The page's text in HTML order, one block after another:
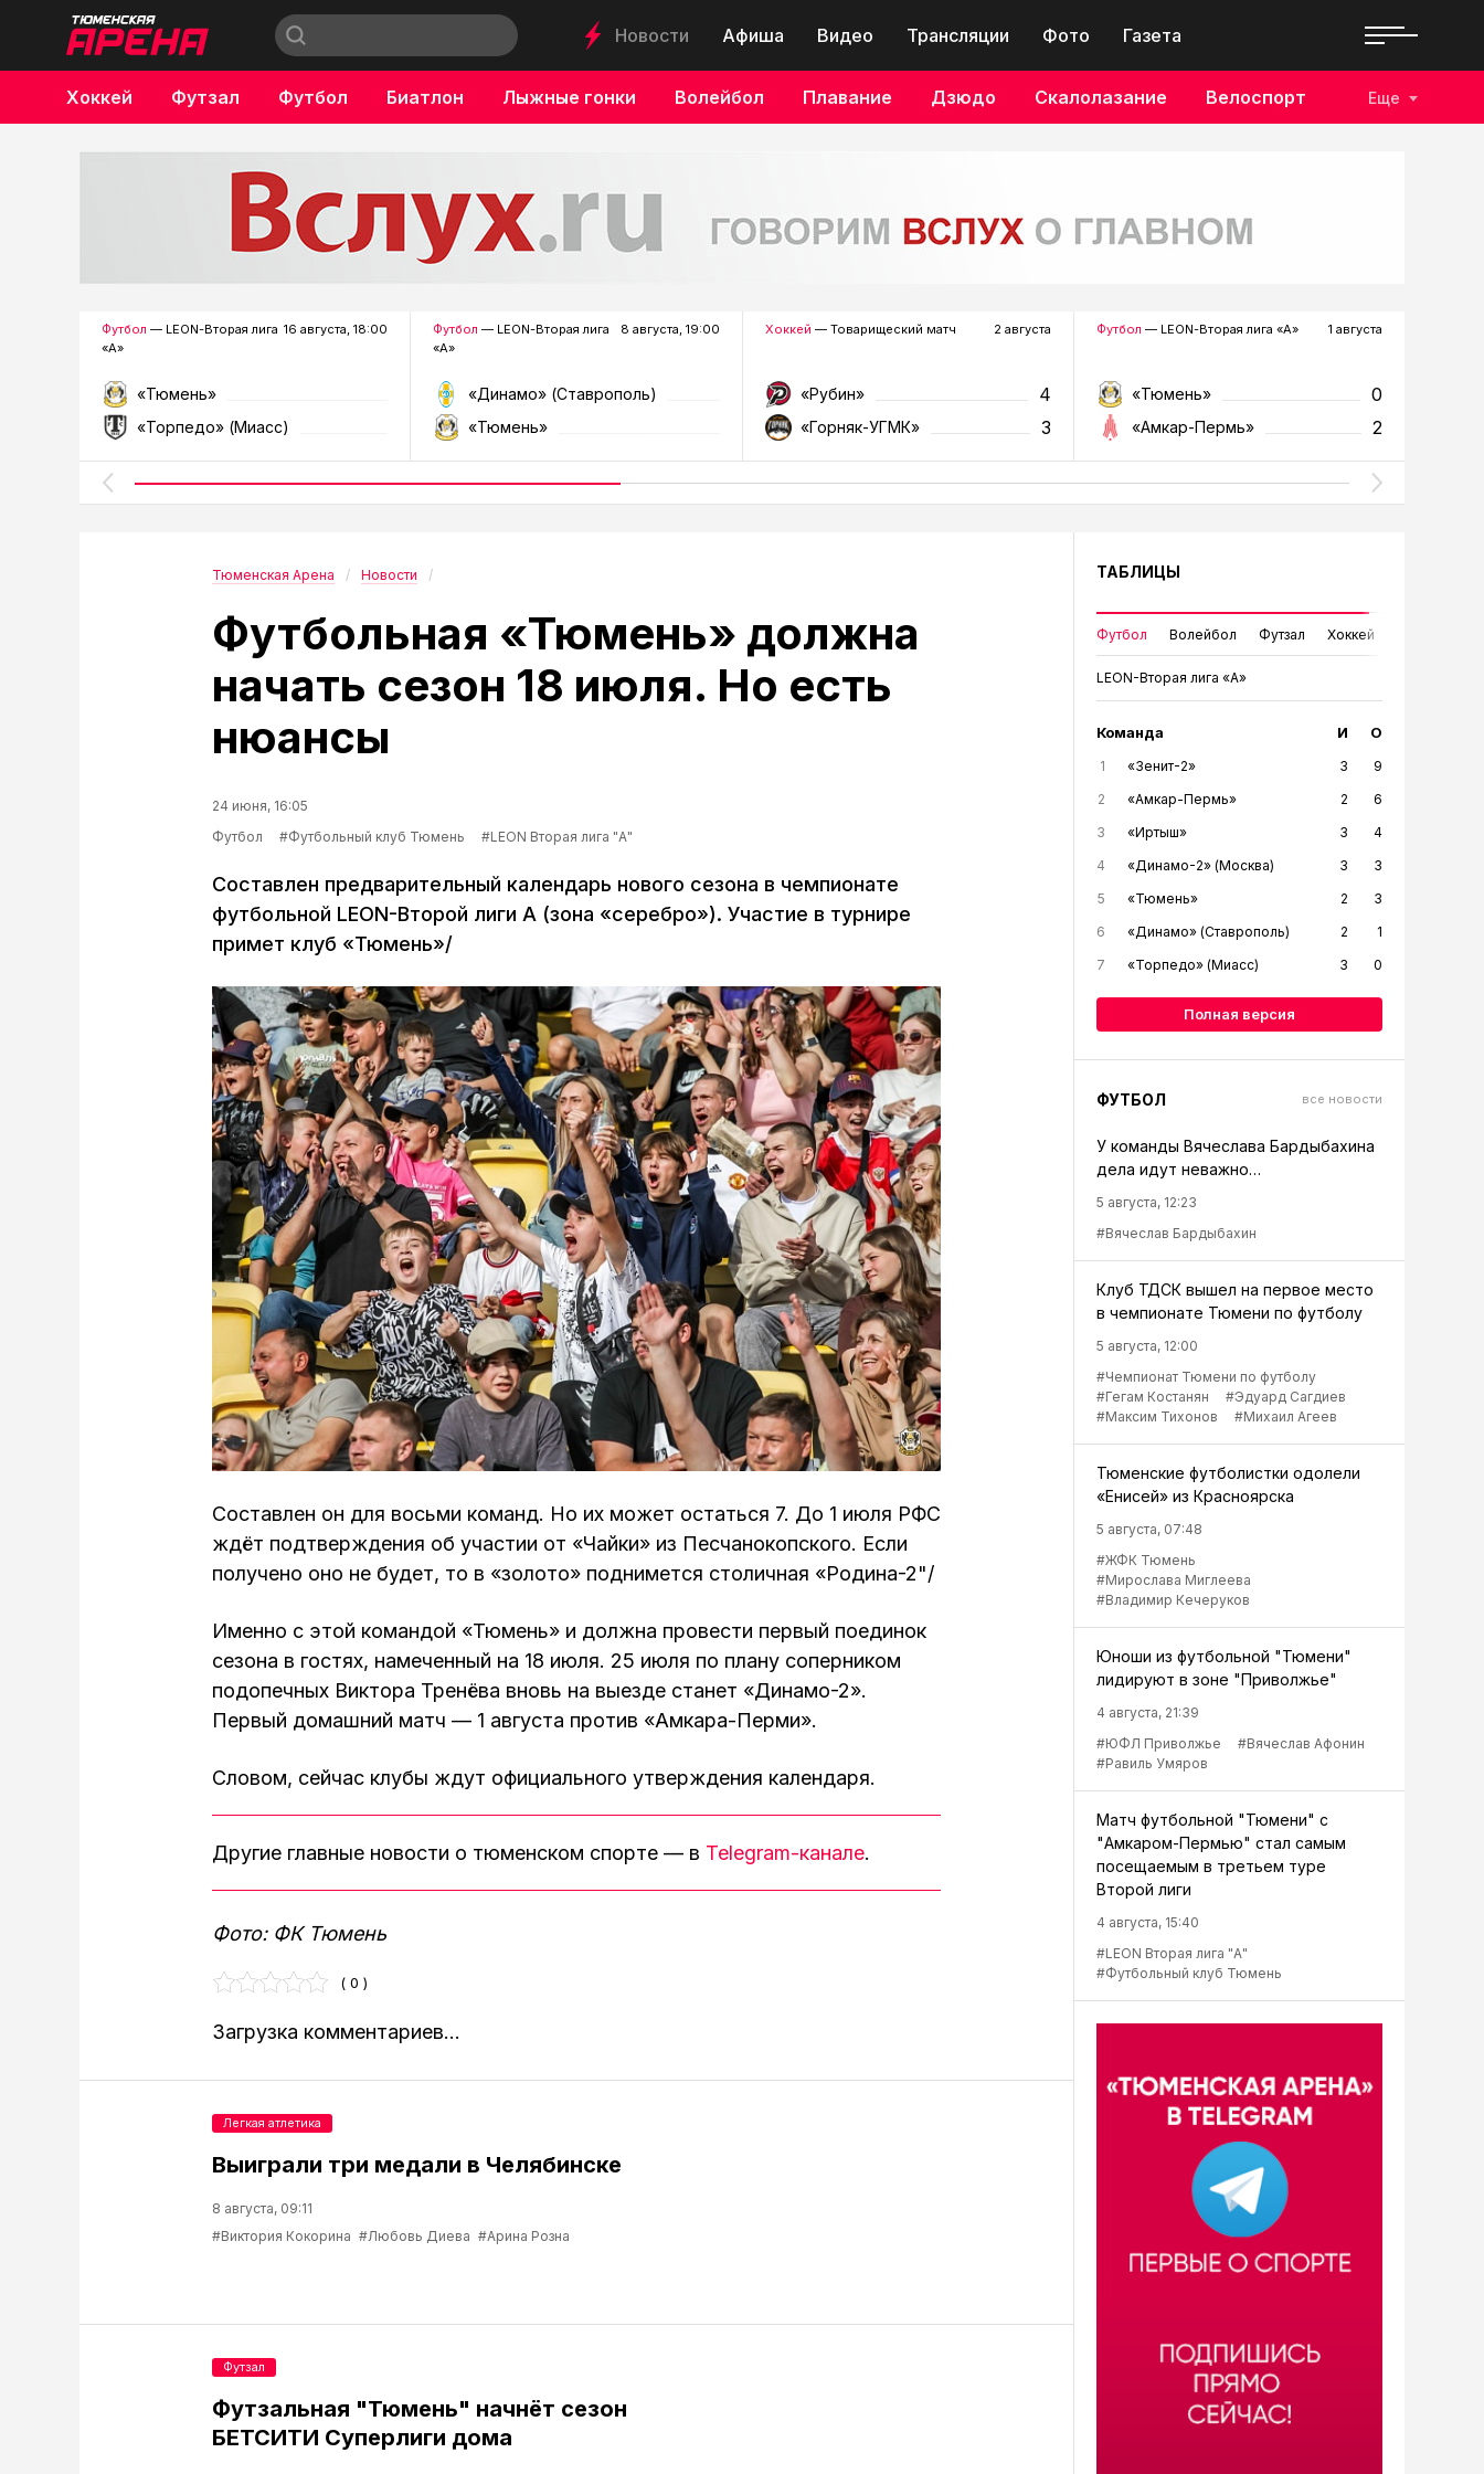
Новости Афиша Видео Трансляции Фото Газета
Хоккей Футзал Футбол Биатлон Лыжные гонки Волейбол Плавание Дзюдо Скалолазание Велоспорт
Бокс
Еще
Футбол — LEON-Вторая лига
«А»
16 августа, 18:00
«Тюмень»
«Торпедо» (Миасс)
Футбол — LEON-Вторая лига
«А»
8 августа, 19:00
«Динамо» (Ставрополь)
«Тюмень»
Хоккей — Товарищеский матч 2 августа
«Рубин» 4
«Горняк-УГМК» 3
Футбол — LEON-Вторая лига «А» 1 августа
«Тюмень» 0
«Амкар-Пермь» 2
Тюменская Арена Новости
Футбольная «Тюмень» должна
начать сезон 18 июля. Но есть
нюансы
24 июня, 16:05
Футбол
#Футбольный клуб Тюмень #LEON Вторая лига "А"
Составлен предварительный календарь нового сезона в чемпионате
футбольной LEON-Второй лиги А (зона «серебро»). Участие в турнире
примет клуб «Тюмень»/
Составлен он для восьми команд. Но их может остаться 7. До 1 июля РФС
ждёт подтверждения об участии от «Чайки» из Песчанокопского. Если
получено оно не будет, то в «золото» поднимется столичная «Родина-2"/
Именно с этой командой «Тюмень» и должна провести первый поединок
сезона в гостях, намеченный на 18 июля. 25 июля по плану соперником
подопечных Виктора Тренёва вновь на выезде станет «Динамо-2».
Первый домашний матч — 1 августа против «Амкара-Перми».
Словом, сейчас клубы ждут официального утверждения календаря.
Другие главные новости о тюменском спорте — в Telegram-канале.
Фото: ФК Тюмень
( 0 )
Загрузка комментариев...
Выиграли три медали в Челябинске
8 августа, 09:11
#Виктория Кокорина #Любовь Диева #Арина Розна
Легкая атлетика
Футзальная "Тюмень" начнёт сезон
БЕТСИТИ Суперлиги дома
Футзал
ТАБЛИЦЫ
Футбол Волейбол Футзал Хоккей
LEON-Вторая лига «А»
Команда И О
1 «Зенит-2» 3
9
2
«Амкар-Пермь» 2
6
3
«Иртыш» 3
4
4
«Динамо-2» (Москва) 3
3
5
«Тюмень» 2
3
6
«Динамо» (Ставрополь) 2
1
7
«Торпедо» (Миасс) 3 0
Полная версия
ФУТБОЛ все новости
У команды Вячеслава Бардыбахина
дела идут неважно…
5 августа, 12:23
#Вячеслав Бардыбахин
Клуб ТДСК вышел на первое место
в чемпионате Тюмени по футболу
5 августа, 12:00
#Чемпионат Тюмени по футболу
#Гегам Костанян
#Эдуард Сагдиев
#Максим Тихонов
#Михаил Агеев
Тюменские футболистки одолели
«Енисей» из Красноярска
5 августа, 07:48
#ЖФК Тюмень
#Мирослава Миглеева
#Владимир Кечеруков
Юноши из футбольной "Тюмени"
лидируют в зоне "Приволжье"
4 августа, 21:39
#ЮФЛ Приволжье
#Вячеслав Афонин
#Равиль Умяров
Матч футбольной "Тюмени" с
"Амкаром-Пермью" стал самым
посещаемым в третьем туре
Второй лиги
4 августа, 15:40
#LEON Вторая лига "А"
#Футбольный клуб Тюмень